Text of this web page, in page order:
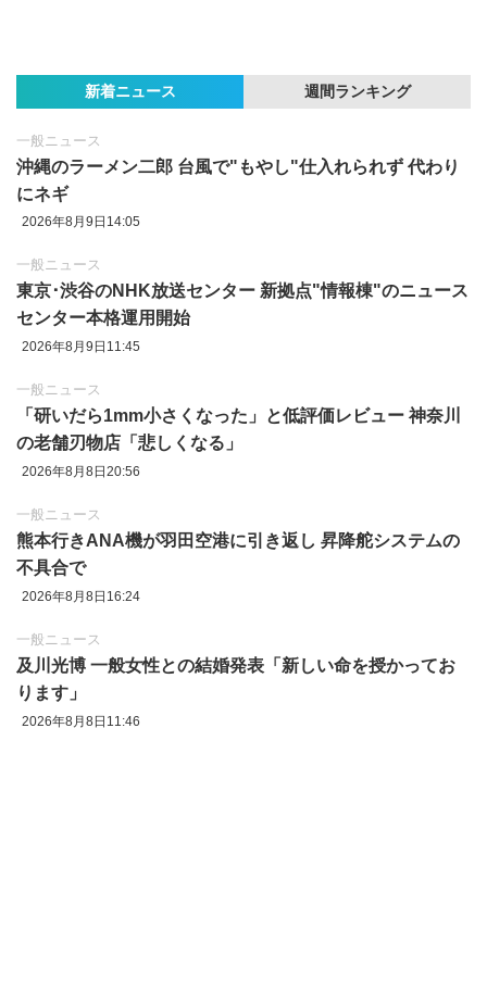
新着ニュース 週間ランキング
一般ニュース
沖縄のラーメン二郎 台風で"もやし"仕入れられず 代わり
にネギ
2026年8月9日14:05
一般ニュース
東京‪･‬渋谷のNHK放送センター 新拠点"情報棟"のニュース
センター本格運用開始
2026年8月9日11:45
一般ニュース
「研いだら1mm小さくなった」と低評価レビュー 神奈川
の老舗刃物店「悲しくなる」
2026年8月8日20:56
一般ニュース
熊本行きANA機が羽田空港に引き返し 昇降舵システムの
不具合で
2026年8月8日16:24
一般ニュース
及川光博 一般女性との結婚発表「新しい命を授かってお
ります」
2026年8月8日11:46